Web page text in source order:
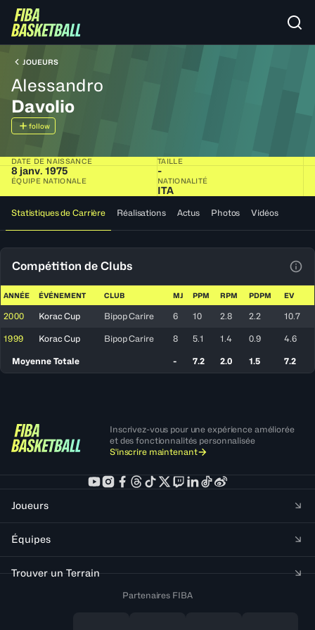
JOUEURS
Alessandro
Davolio
follow
DATE DE NAISSANCE
8 janv. 1975
TAILLE
-
ÉQUIPE NATIONALE NATIONALITÉ
ITA
Statistiques de Carrière Réalisations Actus Photos Vidéos
Compétition de Clubs
ANNÉE ÉVÉNEMENT CLUB MJ PPM RPM PDPM EV
2000 Korac Cup Bipop Carire 6 10 2.8 2.2 10.7
1999 Korac Cup Bipop Carire 8 5.1 1.4 0.9 4.6
Moyenne Totale - 7.2 2.0 1.5 7.2
Inscrivez-vous pour une expérience améliorée
et des fonctionnalités personnalisée
S'inscrire maintenant
Joueurs
Équipes
Trouver un Terrain
Partenaires FIBA